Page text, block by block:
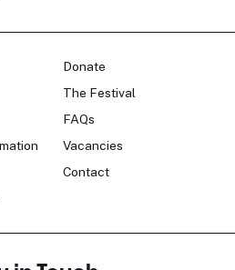
Donate
The Festival
FAQs
Vacancies
Contact